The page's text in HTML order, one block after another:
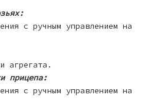
с ручным управлением на
агрегата.
прицепа:
с ручным управлением на